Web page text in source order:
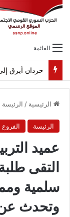
القائمة
حردان أبرق
الرئيسية / الرئيسة
الرئيسة الفروع
عميد
التقى
سلمية
وتحدث عن